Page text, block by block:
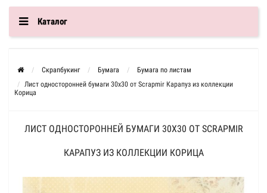
Каталог
Скрапбукинг Бумага
Бумага по листам
Лист односторонней бумаги 30x30 от Scrapmir Карапуз из коллекции
Корица
ЛИСТ ОДНОСТОРОННЕЙ БУМАГИ 30X30 ОТ SCRAPMIR
КАРАПУЗ ИЗ КОЛЛЕКЦИИ КОРИЦА